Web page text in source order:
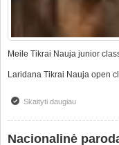
Meile Tikrai Nauja junior
Laridana Tikrai Nauja open
Skaityti daugiauapie Talinn
Nacionalinė